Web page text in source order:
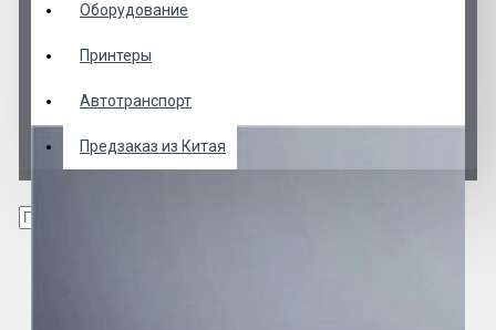
Оборудование
Принтеры
Автотранспорт
Предзаказ из Китая